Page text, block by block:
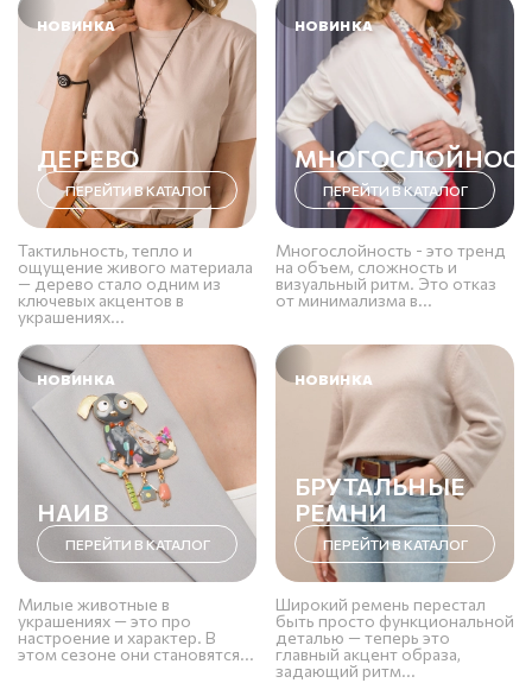
НОВИНКА
ДЕРЕВО
ПЕРЕЙТИ В КАТАЛОГ
Тактильность, тепло и
ощущение живого материала
— дерево стало одним из
ключевых акцентов в
украшениях...
НОВИНКА
ПЕРЕЙТИ В КАТАЛОГ
Многослойность - это тренд
на объем, сложность и
визуальный ритм. Это отказ
от минимализма в...
НОВИНКА
НАИВ
ПЕРЕЙТИ В КАТАЛОГ
Милые животные в
украшениях — это про
настроение и характер. В
этом сезоне они становятся...
НОВИНКА
БРУТАЛЬНЫЕ
РЕМНИ
ПЕРЕЙТИ В КАТАЛОГ
Широкий ремень перестал
быть просто функциональной
деталью — теперь это
главный акцент образа,
задающий ритм...